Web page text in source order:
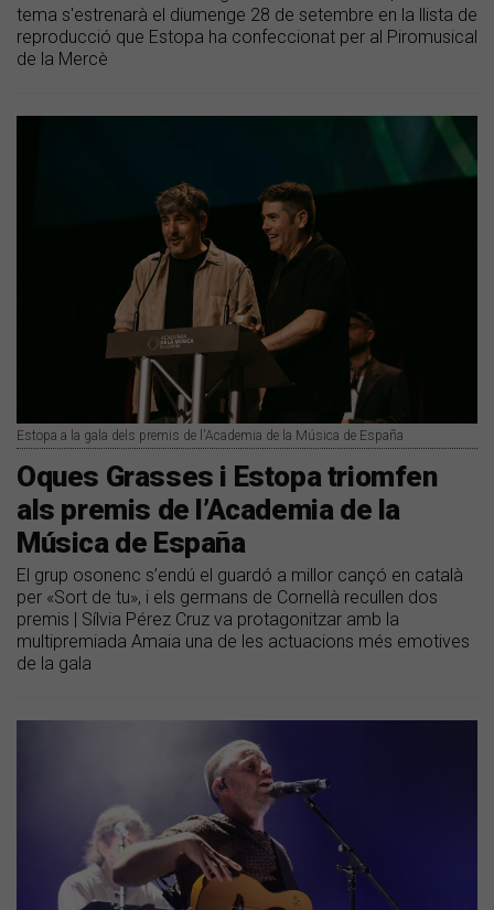
tema s'estrenarà el diumenge 28 de setembre en la llista de
reproducció que Estopa ha confeccionat per al Piromusical
de la Mercè
Estopa a la gala dels premis de l'Academia de la Música de España
Oques Grasses i Estopa triomfen
als premis de l’Academia de la
Música de España
El grup osonenc s’endú el guardó a millor cançó en català
per «Sort de tu», i els germans de Cornellà recullen dos
premis | Sílvia Pérez Cruz va protagonitzar amb la
multipremiada Amaia una de les actuacions més emotives
de la gala